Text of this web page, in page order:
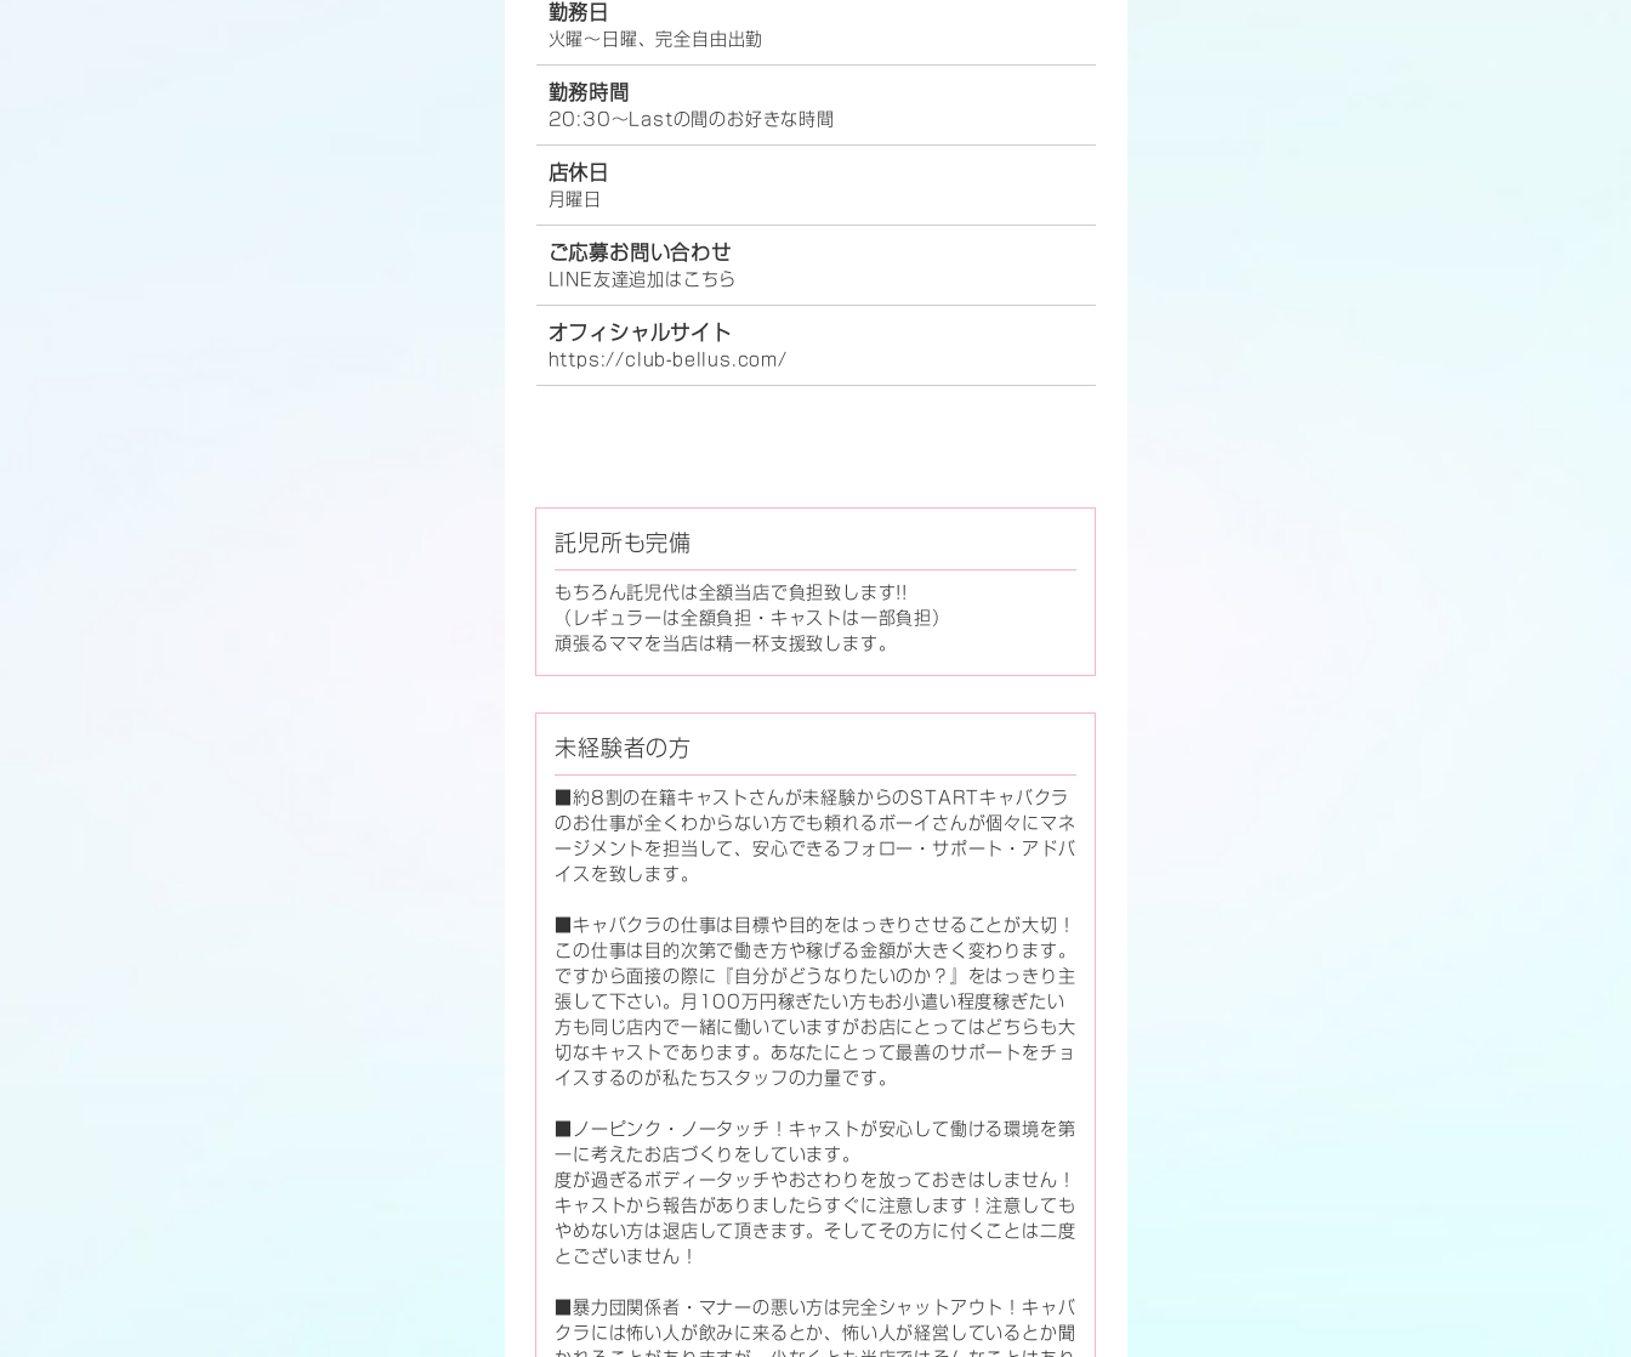
勤務日
火曜～日曜、完全自由出勤
勤務時間
20:30～Lastの間のお好きな時間
店休日
月曜日
ご応募お問い合わせ
LINE友達追加はこちら
オフィシャルサイト
https://club-bellus.com/
託児所も完備
もちろん託児代は全額当店で負担致します!!
（レギュラーは全額負担・キャストは一部負担）
頑張るママを当店は精一杯支援致します。
未経験者の方
■約8割の在籍キャストさんが未経験からのSTARTキャバクラ
のお仕事が全くわからない方でも頼れるボーイさんが個々にマネ
ージメントを担当して、安心できるフォロー・サポート・アドバ
イスを致します。
■キャバクラの仕事は目標や目的をはっきりさせることが大切！
この仕事は目的次第で働き方や稼げる金額が大きく変わります。
ですから面接の際に『自分がどうなりたいのか？』をはっきり主
張して下さい。月100万円稼ぎたい方もお小遣い程度稼ぎたい
方も同じ店内で一緒に働いていますがお店にとってはどちらも大
切なキャストであります。あなたにとって最善のサポートをチョ
イスするのが私たちスタッフの力量です。
■ノーピンク・ノータッチ！キャストが安心して働ける環境を第
一に考えたお店づくりをしています。
度が過ぎるボディータッチやおさわりを放っておきはしません！
キャストから報告がありましたらすぐに注意します！注意しても
やめない方は退店して頂きます。そしてその方に付くことは二度
とございません！
■暴力団関係者・マナーの悪い方は完全シャットアウト！キャバ
クラには怖い人が飲みに来るとか、怖い人が経営しているとか聞